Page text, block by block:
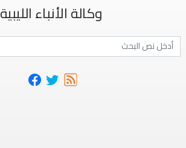
وكالة الأنباء الليبية